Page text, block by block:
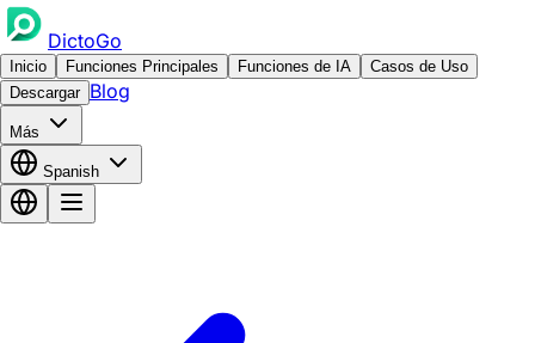
DictoGo
Inicio Funciones Principales Funciones de IA
Casos de Uso
Descargar Blog
Más
Spanish